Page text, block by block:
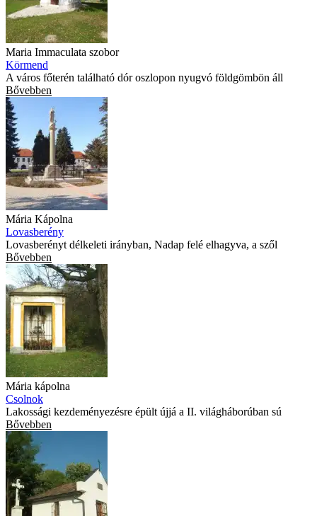
Maria Immaculata szobor
Körmend
A város főterén található dór oszlopon nyugvó földgömbön áll
Bővebben
Mária Kápolna
Lovasberény
Lovasberényt délkeleti irányban, Nadap felé elhagyva, a szől
Bővebben
Mária kápolna
Csolnok
Lakossági kezdeményezésre épült újjá a II. világháborúban sú
Bővebben